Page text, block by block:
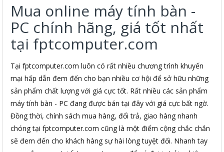
Mua online máy tính bàn -
PC chính hãng, giá tốt nhất
tại fptcomputer.com
Tại fptcomputer.com luôn có rất nhiều chương trình khuyến
mại hấp dẫn đem đến cho bạn nhiều cơ hội để sở hữu những
sản phẩm chất lượng với giá cực tốt. Rất nhiều các sản phẩm
máy tính bàn - PC đang được bán tại đây với giá cực bất ngờ.
Đồng thời, chính sách mua hàng, đổi trả, giao hàng nhanh
chóng tại fptcomputer.com cũng là một điểm cộng chắc chắn
sẽ đem đến cho khách hàng sự hài lòng tuyệt đối. Nhanh tay